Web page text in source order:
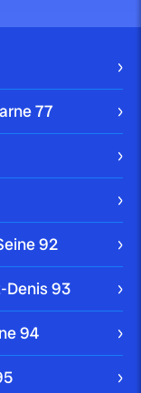
77
92
Denis93
94